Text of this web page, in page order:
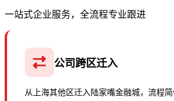
一站式企业服务，全流程专业跟进
公司跨区迁入
从上海其他区迁入陆家嘴金融城，流程